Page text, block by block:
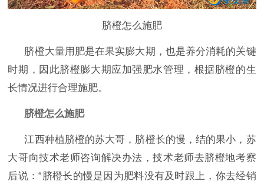
脐橙怎么施肥
脐橙大量用肥是在果实膨大期，也是养分消耗的关键
时期，因此脐橙膨大期应加强肥水管理，根据脐橙的生
长情况进行合理施肥。
脐橙怎么施肥
江西种植脐橙的苏大哥，脐橙长的慢，结的果小，苏
大哥向技术老师咨询解决办法，技术老师去脐橙地考察
后说：“脐橙长的慢是因为肥料没有及时跟上，你去经销